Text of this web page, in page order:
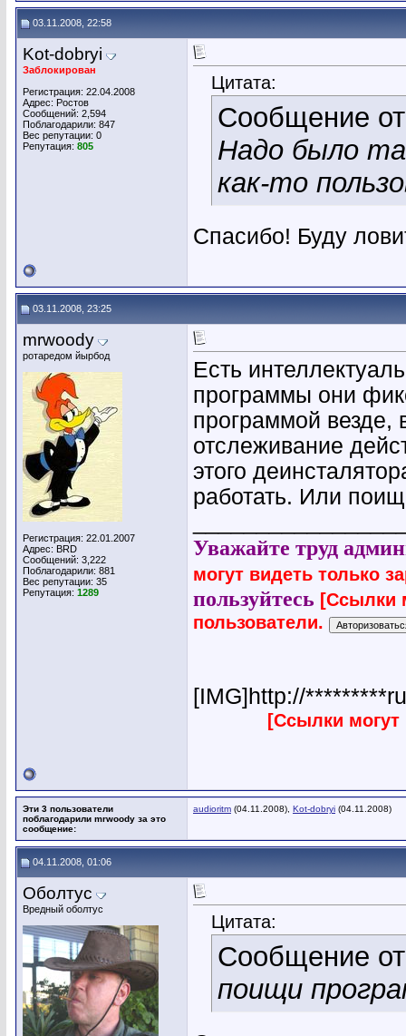
03.11.2008, 22:58
Kot-dobryi
Заблокирован
Регистрация: 22.04.2008
Адрес: Ростов
Сообщений: 2,594
Поблагодарили: 847
Вес репутации: 0
Репутация: 805
Цитата:
Сообщение
Надо было
как-то
Спасибо! Буду
03.11.2008, 23:25
mrwoody
ротаредом йырбод
Регистрация: 22.01.2007
Адрес: BRD
Сообщений: 3,222
Поблагодарили: 881
Вес репутации: 35
Репутация: 1289
Есть
программы они
программой везде,
отслеживание
этого
работать. Или
Уважайте труд
могут видеть только
пользуйтесь [Ссылки
пользователи.
[IMG]http://
[Ссылки могут
Эти 3 пользователи
поблагодарили mrwoody за это
сообщение:
audioritm (04.11.2008), Kot-dobryi (04.11.2008)
04.11.2008, 01:06
Оболтус
Вредный оболтус
Цитата:
Сообщение
поищи